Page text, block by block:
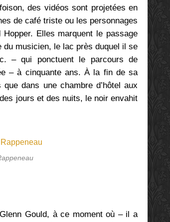
des vidéos sont projetées en
de café triste ou les personnages
Hopper. Elles marquent le passage
musicien, le lac près duquel il se
– qui ponctuent le parcours de
– à cinquante ans. À la fin de sa
dans une chambre d’hôtel aux
jours et des nuits, le noir envahit
Gould, à ce moment où – il a